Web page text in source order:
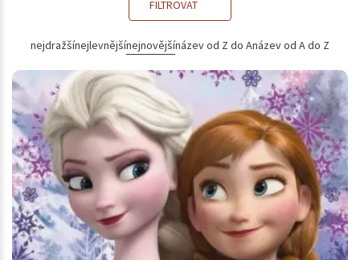
FILTROVAT
nejdražšínejlevnějšínejnovějšínázev od Z do Anázev od A do Z